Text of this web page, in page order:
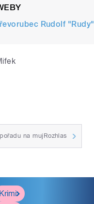
Rudolf "Rudy"
na mujRozhlas
Krimi